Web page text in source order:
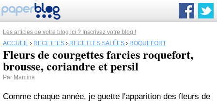
Les articles de votre blog ici ? Inscrivez votre blog !
ACCUEIL › RECETTES › RECETTES SALÉES › ROQUEFORT
Fleurs de courgettes farcies roquefort,
brousse, coriandre et persil
Par Mamina
Comme chaque année, je guette l'apparition des fleurs de